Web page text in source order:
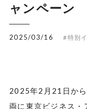
ャンペーン
2025/03/16 #特別
2025年2月21日か
両に東京ビジネス・